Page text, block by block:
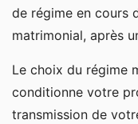
L’avantage
communautaires
La clause de
aux acquêts
La clause
de régime en cours
matrimonial, après
Le choix du régime
conditionne votre
transmission de